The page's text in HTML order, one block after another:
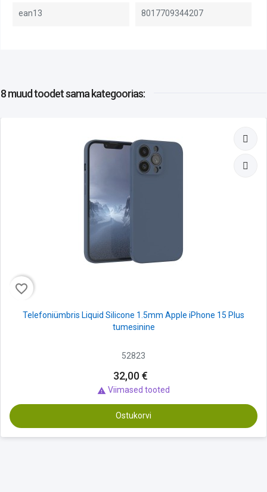
ean13 8017709344207
8 muud toodetsama kategoorias:
favorite_border
Telefoniümbris Liquid Silicone 1.5mm Apple iPhone 15 Plus
tumesinine
52823
32,00 €
 Viimased tooted
Ostukorvi